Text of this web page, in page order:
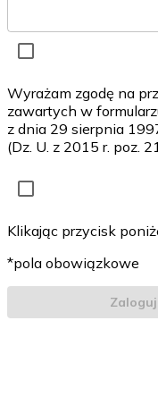
Wyrażam zgodę na
zawartych w
z dnia 29 sierpnia
(Dz. U. z 2015 r. poz.
Klikając przycisk
*pola obowiązkowe